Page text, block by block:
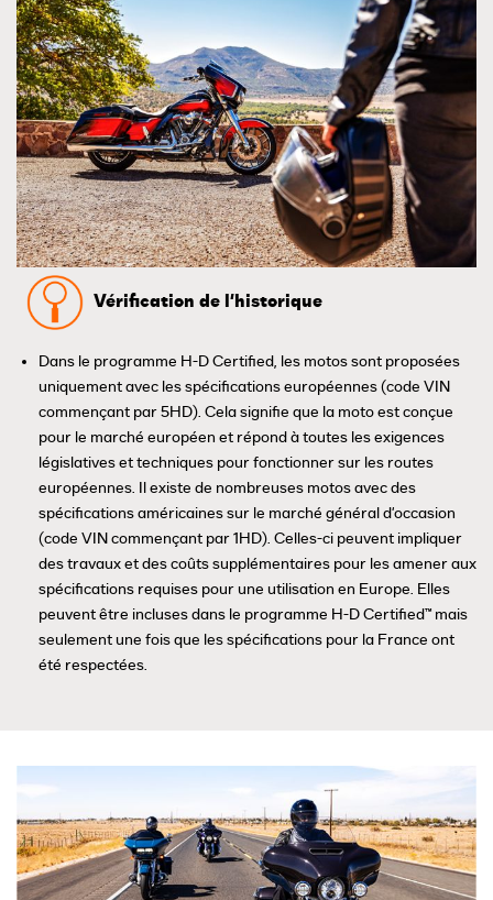
Vérification de l'historique
Dans le programme H-D Certified, les motos sont proposées
uniquement avec les spécifications européennes (code VIN
commençant par 5HD). Cela signifie que la moto est conçue
pour le marché européen et répond à toutes les exigences
législatives et techniques pour fonctionner sur les routes
européennes. Il existe de nombreuses motos avec des
spécifications américaines sur le marché général d'occasion
(code VIN commençant par 1HD). Celles-ci peuvent impliquer
des travaux et des coûts supplémentaires pour les amener aux
spécifications requises pour une utilisation en Europe. Elles
peuvent être incluses dans le programme H-D Certified™ mais
seulement une fois que les spécifications pour la France ont
été respectées.